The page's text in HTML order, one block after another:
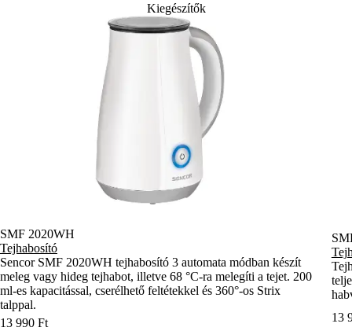
Kiegészítők
SMF 2020WH
Tejhabosító
Sencor SMF 2020WH tejhabosító 3 automata módban készít
meleg vagy hideg tejhabot, illetve 68 °C-ra melegíti a tejet. 200
ml-es kapacitással, cserélhető feltétekkel és 360°-os Strix
talppal.
13 990 Ft
13